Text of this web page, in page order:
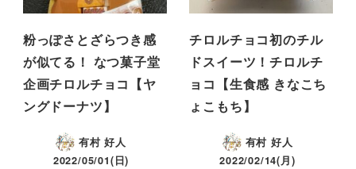
粉っぽさとざらつき感
が似てる！ なつ菓子堂
企画チロルチョコ【ヤ
ングドーナツ】
有村 好人
2022/05/01(日)
チロルチョコ初のチル
ドスイーツ！チロルチ
ョコ【生食感 きなこち
ょこもち】
有村 好人
2022/02/14(月)